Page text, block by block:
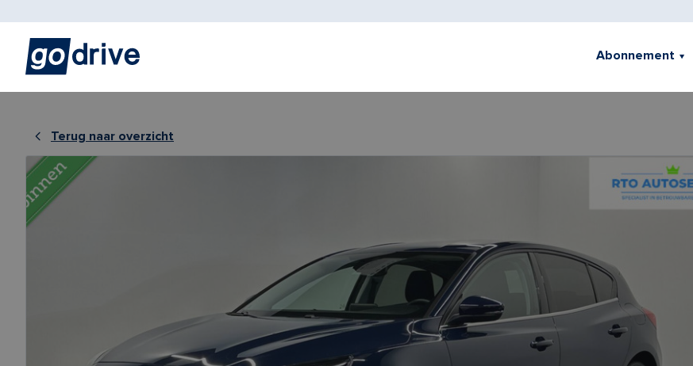
Abonnement
Terug naar overzicht